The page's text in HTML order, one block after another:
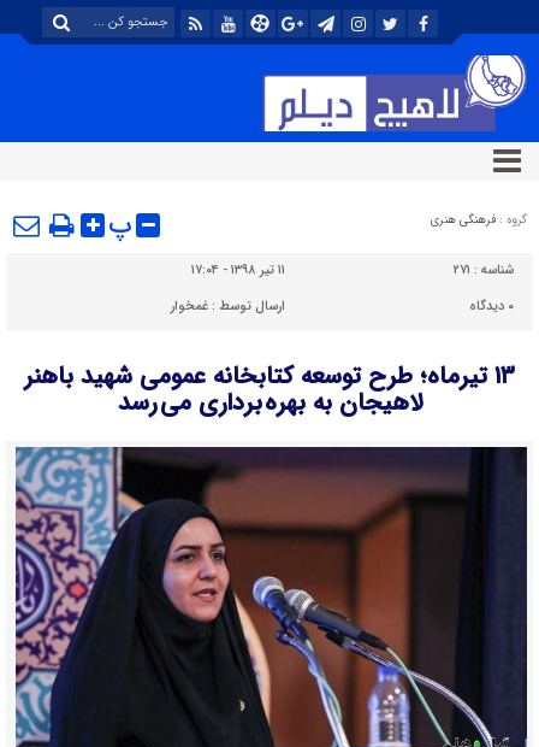
گروه : فرهنگی هنری پ
شناسه : ۲۷۱
۱۱ تیر ۱۳۹۸ - ۱۷:۰۴
۰ دیدگاه ارسال توسط :غمخوار
۱۳ تیرماه؛ طرح توسعه کتابخانه عمومی شهید باهنر
لاهیجان به بهره برداری می رسد